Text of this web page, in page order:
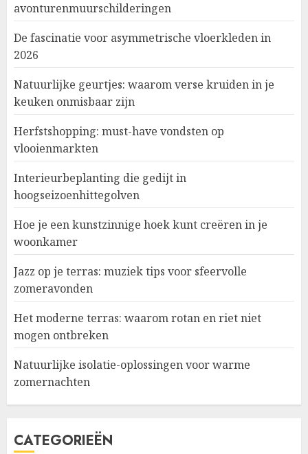
avonturenmuurschilderingen
De fascinatie voor asymmetrische vloerkleden in
2026
Natuurlijke geurtjes: waarom verse kruiden in je
keuken onmisbaar zijn
Herfstshopping: must-have vondsten op
vlooienmarkten
Interieurbeplanting die gedijt in
hoogseizoenhittegolven
Hoe je een kunstzinnige hoek kunt creëren in je
woonkamer
Jazz op je terras: muziek tips voor sfeervolle
zomeravonden
Het moderne terras: waarom rotan en riet niet
mogen ontbreken
Natuurlijke isolatie-oplossingen voor warme
zomernachten
CATEGORIEËN